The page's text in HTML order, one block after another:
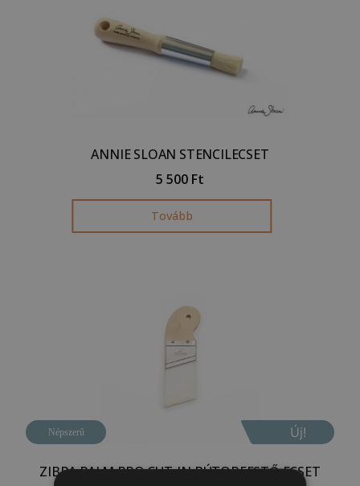
ANNIE SLOAN STENCILECSET
5 500 Ft
Tovább
Népszerű Új!
ZIBRA PALM PRO CUT-IN BÚTORFESTŐ ECSET